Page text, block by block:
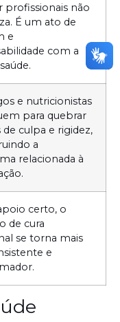
profissionais não
É um ato de
e
com a
e nutricionistas
para quebrar
de culpa e rigidez,
a
relacionada à
certo, o
de cura
se torna mais
e